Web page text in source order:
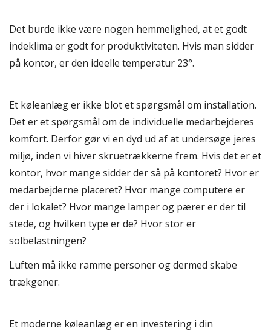
Det burde ikke være nogen hemmelighed, at et godt
indeklima er godt for produktiviteten. Hvis man sidder
på kontor, er den ideelle temperatur 23°.
Et køleanlæg er ikke blot et spørgsmål om installation.
Det er et spørgsmål om de individuelle medarbejderes
komfort. Derfor gør vi en dyd ud af at undersøge jeres
miljø, inden vi hiver skruetrækkerne frem. Hvis det er et
kontor, hvor mange sidder der så på kontoret? Hvor er
medarbejderne placeret? Hvor mange computere er
der i lokalet? Hvor mange lamper og pærer er der til
stede, og hvilken type er de? Hvor stor er
solbelastningen?
Luften må ikke ramme personer og dermed skabe
trækgener.
Et moderne køleanlæg er en investering i din